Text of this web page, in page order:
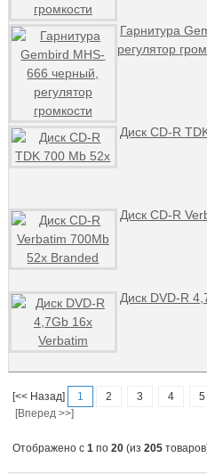
Гарнитура
регулятор
Диск CD-R
Диск CD-R
Диск DVD-R
[<< Назад] 1 2 3 4
5
[Вперед >>]
Отображено с 1 по 20 (из 205